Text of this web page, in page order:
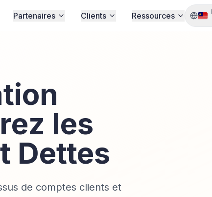
Partenaires Clients Ressources
les
Dettes
de comptes clients et